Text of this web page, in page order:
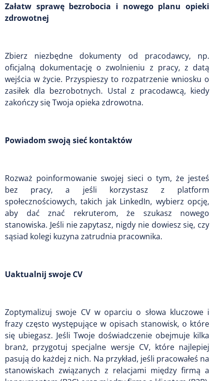
Załatw sprawę bezrobocia i nowego planu opieki
zdrowotnej
Zbierz niezbędne dokumenty od pracodawcy, np.
oficjalną dokumentację o zwolnieniu z pracy, z datą
wejścia w życie. Przyspieszy to rozpatrzenie wniosku o
zasiłek dla bezrobotnych. Ustal z pracodawcą, kiedy
zakończy się Twoja opieka zdrowotna.
Powiadom swoją sieć kontaktów
Rozważ poinformowanie swojej sieci o tym, że jesteś
bez pracy, a jeśli korzystasz z platform
społecznościowych, takich jak LinkedIn, wybierz opcję,
aby dać znać rekruterom, że szukasz nowego
stanowiska. Jeśli nie zapytasz, nigdy nie dowiesz się, czy
sąsiad kolegi kuzyna zatrudnia pracownika.
Uaktualnij swoje CV
Zoptymalizuj swoje CV w oparciu o słowa kluczowe i
frazy często występujące w opisach stanowisk, o które
się ubiegasz. Jeśli Twoje doświadczenie obejmuje kilka
branż, przygotuj specjalne wersje CV, które najlepiej
pasują do każdej z nich. Na przykład, jeśli pracowałeś na
stanowiskach związanych z relacjami między firmą a